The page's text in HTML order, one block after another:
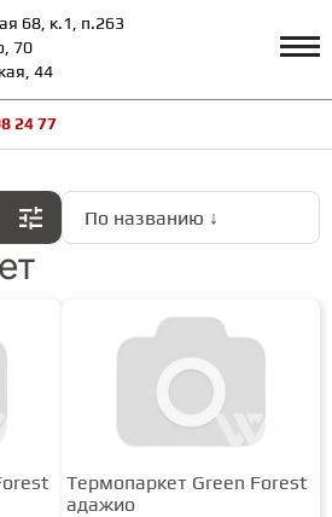
68, к.1, п.263
70
44
Профиль
ПЛИТКА
ДОСКА
ДОСКА
24 77
По названию ↓
Термопаркет Green Forest
адажио